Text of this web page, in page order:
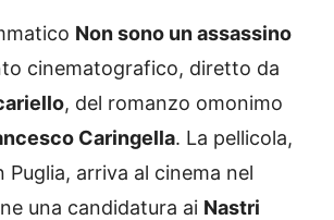
Non sono un assassino
cinematografico, diretto da
, del romanzo omonimo
Caringella. La pellicola,
Puglia, arriva al cinema nel
una candidatura ai Nastri